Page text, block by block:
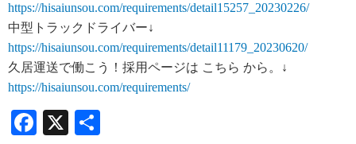
https://hisaiunsou.com/requirements/detail15257_20230226/
中型トラックドライバー↓
https://hisaiunsou.com/requirements/detail11179_20230620/
久居運送で働こう！採用ページは こちら から。↓
https://hisaiunsou.com/requirements/
Facebook
X